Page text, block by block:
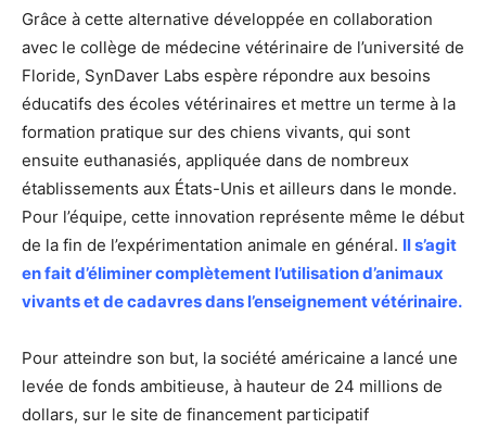
Grâce à cette alternative développée en collaboration
avec le collège de médecine vétérinaire de l’université de
Floride, SynDaver Labs espère répondre aux besoins
éducatifs des écoles vétérinaires et mettre un terme à la
formation pratique sur des chiens vivants, qui sont
ensuite euthanasiés, appliquée dans de nombreux
établissements aux États-Unis et ailleurs dans le monde.
Pour l’équipe, cette innovation représente même le début
de la fin de l’expérimentation animale en général. Il s’agit
en fait d’éliminer complètement l’utilisation d’animaux
vivants et de cadavres dans l’enseignement vétérinaire.
Pour atteindre son but, la société américaine a lancé une
levée de fonds ambitieuse, à hauteur de 24 millions de
dollars, sur le site de financement participatif